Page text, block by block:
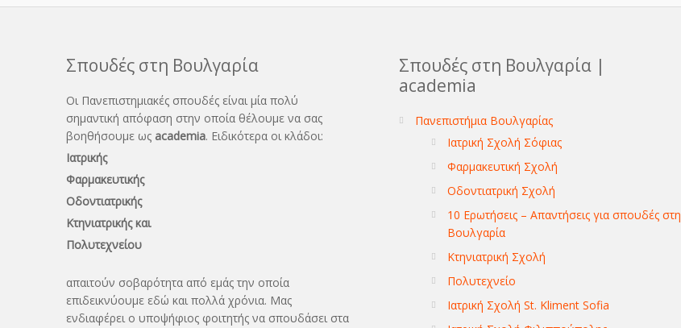
Σπουδές στη Βουλγαρία
Οι Πανεπιστημιακές σπουδές είναι μία πολύ
σημαντική απόφαση στην οποία θέλουμε να σας
βοηθήσουμε ως academia. Ειδικότερα οι κλάδοι:
Ιατρικής
Φαρμακευτικής
Οδοντιατρικής
Κτηνιατρικής και
Πολυτεχνείου
απαιτούν σοβαρότητα από εμάς την οποία
επιδεικνύουμε εδώ και πολλά χρόνια. Μας
ενδιαφέρει ο υποψήφιος φοιτητής να σπουδάσει στα
Σπουδές στη Βουλγαρία |
academia
Πανεπιστήμια Βουλγαρίας
Ιατρική Σχολή Σόφιας
Φαρμακευτική Σχολή
Οδοντιατρική Σχολή
10 Ερωτήσεις – Απαντήσεις για σπουδές στη
Βουλγαρία
Κτηνιατρική Σχολή
Πολυτεχνείο
Ιατρική Σχολή St. Kliment Sofia